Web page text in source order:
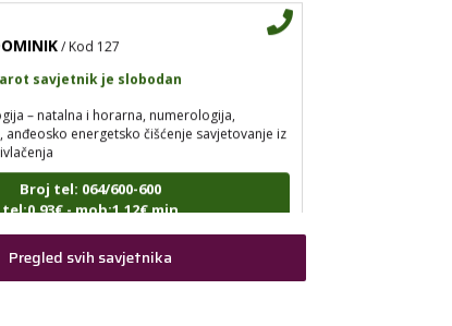
– natalna i horarna, numerologija,
anđeosko energetsko čišćenje savjetovanje iz
Broj tel: 064/600-600
tel:0,93€ - mob:1,12€ min
Pregled svih savjetnika